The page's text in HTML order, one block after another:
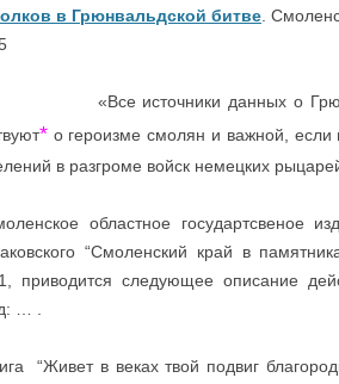
в Грюнвальдской битве .
«Все источники данных о
*о героизме смолян и важной,
в разгроме войск немецких
областное государтсвеное
“Смоленский край в
приводится следующее описание
… .
“Живет в веках твой подвиг